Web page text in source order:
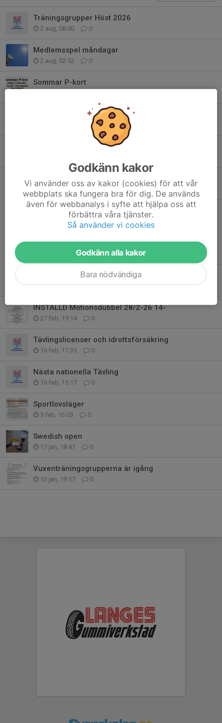
Träningsgrupper Höst 2026
2 aug, 08:00 0
Medlemsspel måndagar
2 aug, 02:52 0
Sommar P-kort
Sommarklippkort till Hallen
Projektledare Eskilstuna Badmintonklubb
Nytt räknesätt införs från säsongen 2026/2027
26 maj, 09:57
Lär dig spela Badminton tillsammans med ditt barn!
27 apr, 01:47 0
Loppis i hallen nu i helgen v17 24-26/4
23 apr, 10:48 0
Loppis i hallen på lördag 7/3
INSTÄLLD Motionsdubbel 28/2-26 14-
27 feb, 19:14 0
Tävlingslicenser och idrottsförsäkring
16 feb, 17:35 0
Nästa nationella Tävling
16 feb, 15:17 0
Sportlovsläger
5 feb, 16:03 0
Swedish open
17 jan, 18:47 0
Vuxenträningsgrupperna är igång
13 jan, 19:57 0
Godkänn kakor
Vi använder oss av kakor (cookies) för att vår
webbplats ska fungera bra för dig. De används
även för webbanalys i syfte att hjälpa oss att
förbättra våra tjänster.
Så använder vi cookies
Godkänn alla kakor
Bara nödvändiga